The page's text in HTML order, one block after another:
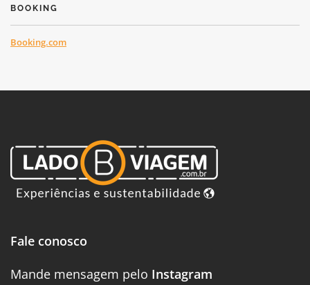
BOOKING
Booking.com
Fale conosco
Mande mensagem pelo Instagram